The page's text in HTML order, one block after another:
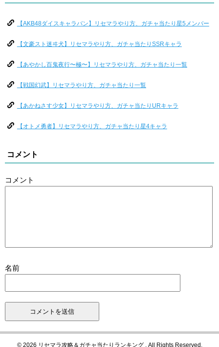
【AKB48ダイスキャラバン】リセマラやり方、ガチャ当たり星5メンバー
【文豪スト迷ヰ犬】リセマラやり方、ガチャ当たりSSRキャラ
【あやかし百鬼夜行〜極〜】リセマラやり方、ガチャ当たり一覧
【戦国幻武】リセマラやり方、ガチャ当たり一覧
【あかねさす少女】リセマラやり方、ガチャ当たりURキャラ
【オトメ勇者】リセマラやり方、ガチャ当たり星4キャラ
コメント
コメント
名前
© 2026 リセマラ攻略＆ガチャ当たりランキング . All Rights Reserved.